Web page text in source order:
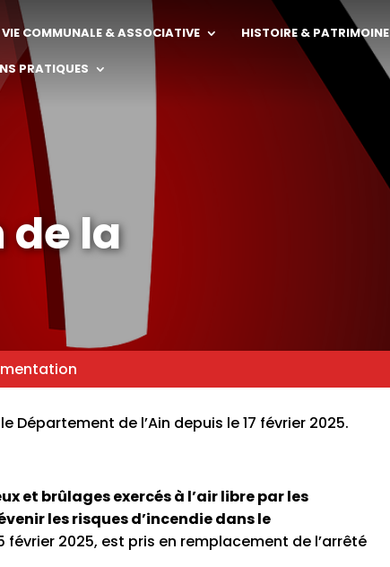
VIE COMMUNALE & ASSOCIATIVE HISTOIRE & PATRIMOINE
PRATIQUES
de la
de l’Ain depuis le 17 février 2025.
et brûlages exercés à l’air libre par les
les risques d’incendie dans le
février 2025, est pris en remplacement de l’arrêté